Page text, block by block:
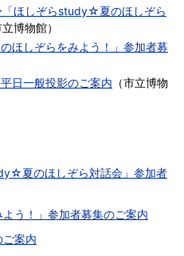
「ほしぞらstudy☆夏のほしぞら
立博物館）
ほしぞらをみよう！」参加者募
平日一般投影のご案内 （市立博物
夏のほしぞら対話会」参加者
う！」参加者募集のご案内
ご案内